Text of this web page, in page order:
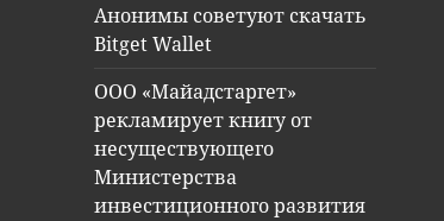
Анонимы советуют скачать
Bitget Wallet
ООО «Майадстаргет»
рекламирует книгу от
несуществующего
Министерства
инвестиционного развития